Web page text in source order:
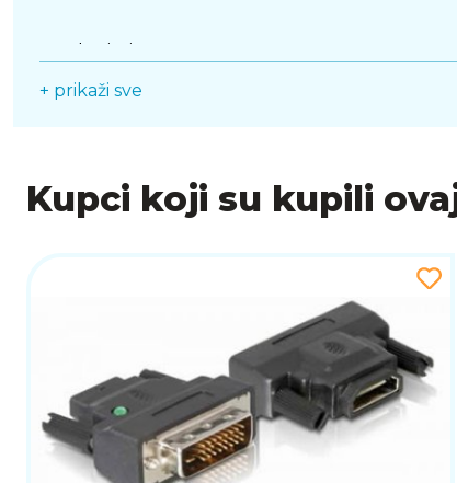
Preduvjeti sustava
+ prikaži sve
Kupci koji su kupili